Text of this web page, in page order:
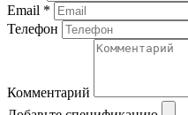
Email *
Телефон
Комментарий